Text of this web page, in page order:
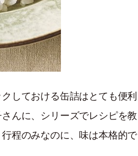
しておける缶詰はとても便利
んに、シリーズでレシピを教
程のみなのに、味は本格的で